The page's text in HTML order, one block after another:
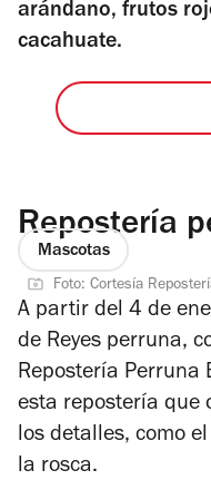
arándano, frutos
cacahuate.
Repostería
Mascotas
Foto: Cortesía
A partir del 4 de
de Reyes perruna,
Repostería Perruna
esta repostería que
los detalles, como
la rosca.